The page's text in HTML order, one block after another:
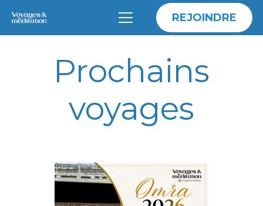
REJOINDRE
Prochains
voyages